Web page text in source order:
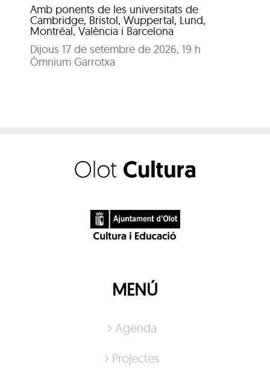
Amb ponents de les universitats de
Cambridge, Bristol, Wuppertal, Lund,
Montréal, València i Barcelona
Dijous 17 de setembre de 2026, 19 h
Òmnium Garrotxa
MENÚ
Agenda
Projectes